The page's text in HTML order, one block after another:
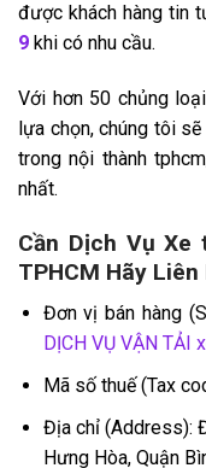
được khách hàng tin
9 khi có nhu cầu.
Với hơn 50 chủng
lựa chọn, chúng tôi
trong nội thành
nhất.
Cần Dịch Vụ Xe
TPHCM Hãy
Đơn vị bán hàng
DỊCH VỤ VẬN TẢI
Mã số thuế (Tax
Địa chỉ (Address):
Hưng Hòa, Quận